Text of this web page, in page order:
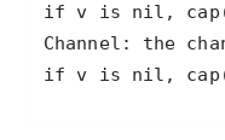
if v is nil,